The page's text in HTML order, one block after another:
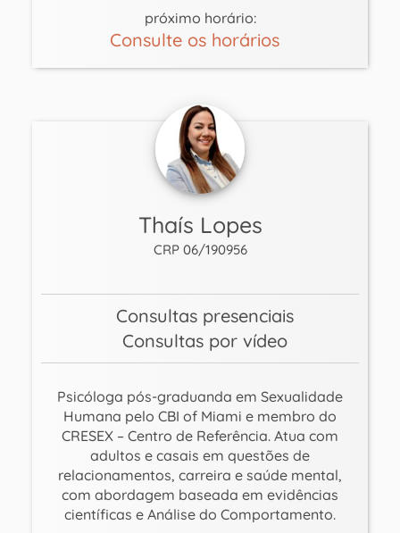
próximo horário:
Consulte os horários
Thaís Lopes
CRP 06/190956
Consultas presenciais
Consultas por vídeo
Psicóloga pós-graduanda em Sexualidade
Humana pelo CBI of Miami e membro do
CRESEX – Centro de Referência. Atua com
adultos e casais em questões de
relacionamentos, carreira e saúde mental,
com abordagem baseada em evidências
científicas e Análise do Comportamento.